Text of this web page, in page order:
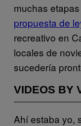
muchas
propuesta de
recreativo en
locales de
sucedería
VIDEOS BY
Ahí estaba yo,